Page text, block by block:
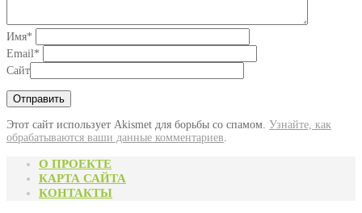
Имя*
Email*
Сайт
Этот сайт использует Akismet для борьбы со спамом. Узнайте, как
обрабатываются ваши данные комментариев.
О ПРОЕКТЕ
КАРТА САЙТА
КОНТАКТЫ